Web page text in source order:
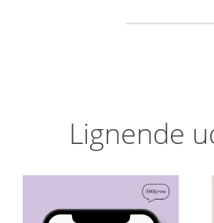
Lignende
Sådan får du